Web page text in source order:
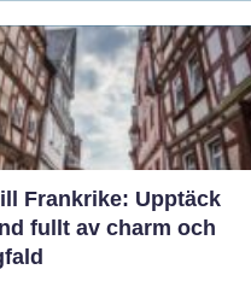
Frankrike: Upptäck
fullt av charm och